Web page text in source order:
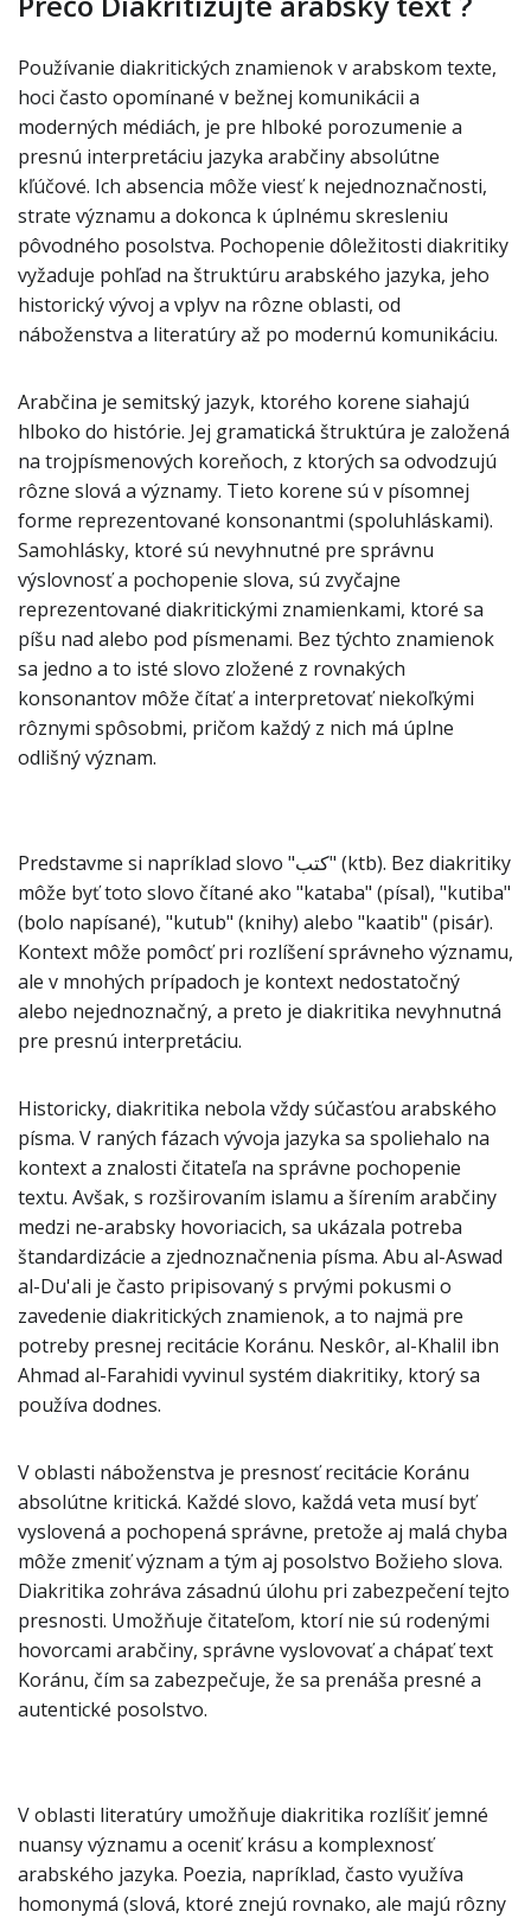
Používanie diakritických znamienok v arabskom texte,
hoci často opomínané v bežnej komunikácii a
moderných médiách, je pre hlboké porozumenie a
presnú interpretáciu jazyka arabčiny absolútne
kľúčové. Ich absencia môže viesť k nejednoznačnosti,
strate významu a dokonca k úplnému skresleniu
pôvodného posolstva. Pochopenie dôležitosti diakritiky
vyžaduje pohľad na štruktúru arabského jazyka, jeho
historický vývoj a vplyv na rôzne oblasti, od
náboženstva a literatúry až po modernú komunikáciu.
Arabčina je semitský jazyk, ktorého korene siahajú
hlboko do histórie. Jej gramatická štruktúra je založená
na trojpísmenových koreňoch, z ktorých sa odvodzujú
rôzne slová a významy. Tieto korene sú v písomnej
forme reprezentované konsonantmi (spoluhláskami).
Samohlásky, ktoré sú nevyhnutné pre správnu
výslovnosť a pochopenie slova, sú zvyčajne
reprezentované diakritickými znamienkami, ktoré sa
píšu nad alebo pod písmenami. Bez týchto znamienok
sa jedno a to isté slovo zložené z rovnakých
konsonantov môže čítať a interpretovať niekoľkými
rôznymi spôsobmi, pričom každý z nich má úplne
odlišný význam.
Predstavme si napríklad slovo "كتب" (ktb). Bez diakritiky
môže byť toto slovo čítané ako "kataba" (písal), "kutiba"
(bolo napísané), "kutub" (knihy) alebo "kaatib" (pisár).
Kontext môže pomôcť pri rozlíšení správneho významu,
ale v mnohých prípadoch je kontext nedostatočný
alebo nejednoznačný, a preto je diakritika nevyhnutná
pre presnú interpretáciu.
Historicky, diakritika nebola vždy súčasťou arabského
písma. V raných fázach vývoja jazyka sa spoliehalo na
kontext a znalosti čitateľa na správne pochopenie
textu. Avšak, s rozširovaním islamu a šírením arabčiny
medzi ne-arabsky hovoriacich, sa ukázala potreba
štandardizácie a zjednoznačnenia písma. Abu al-Aswad
al-Du'ali je často pripisovaný s prvými pokusmi o
zavedenie diakritických znamienok, a to najmä pre
potreby presnej recitácie Koránu. Neskôr, al-Khalil ibn
Ahmad al-Farahidi vyvinul systém diakritiky, ktorý sa
používa dodnes.
V oblasti náboženstva je presnosť recitácie Koránu
absolútne kritická. Každé slovo, každá veta musí byť
vyslovená a pochopená správne, pretože aj malá chyba
môže zmeniť význam a tým aj posolstvo Božieho slova.
Diakritika zohráva zásadnú úlohu pri zabezpečení tejto
presnosti. Umožňuje čitateľom, ktorí nie sú rodenými
hovorcami arabčiny, správne vyslovovať a chápať text
Koránu, čím sa zabezpečuje, že sa prenáša presné a
autentické posolstvo.
V oblasti literatúry umožňuje diakritika rozlíšiť jemné
nuansy významu a oceniť krásu a komplexnosť
arabského jazyka. Poezia, napríklad, často využíva
homonymá (slová, ktoré znejú rovnako, ale majú rôzny